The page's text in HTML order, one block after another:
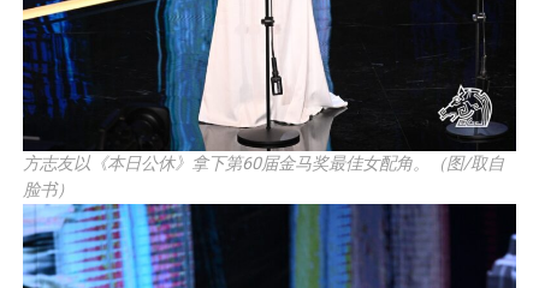
方志友以《本日公休》拿下第60届金马奖最佳女配角。（图/取自
脸书）